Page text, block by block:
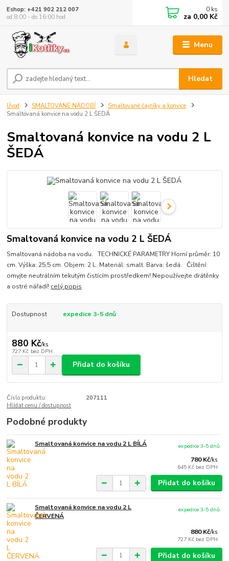
Menu
Hledat
Eshop: +421 902 212 007
od 8:00 - do 16:00 hod
0 ks
za 0,00 Kč
Úvod SMALTOVANÉ NÁDOBÍ
Smaltované čajníky a konvice
Smaltovaná konvice na vodu 2 L ŠEDÁ
Smaltovaná konvice na vodu 2 L
ŠEDÁ
Smaltovaná konvice na vodu 2 L ŠEDÁ
Smaltovaná nádoba na vodu. TECHNICKÉ PARAMETRY Horní průměr: 10
cm. Výška: 25,5 cm. Objem: 2 L. Materiál: smalt. Barva: šedá. Čištění:
omyjte neutrálním tekutým čistícím prostředkem! Nepoužívejte drátěnky
a ostré nářadí! celý popis
Dostupnost expedice 3-5 dnů
880 Kč/ks
727 Kč bez DPH
Přidat do košíku
Číslo produktu:
207111
Hlídat cenu / dostupnost
Podobné produkty
Smaltovaná konvice na vodu 2 L BÍLÁ
780 Kč/ks
645 Kč bez DPH
expedice 3-5 dnů
Přidat do košíku
Smaltovaná konvice na vodu 2 L
ČERVENÁ
880 Kč/ks
727 Kč bez DPH
expedice 3-5 dnů
Přidat do košíku